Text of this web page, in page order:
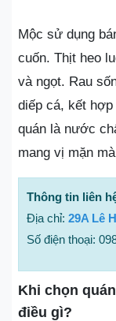
Mộc sử dụng
cuốn. Thịt heo
và ngọt. Rau
diếp cá, kết
quán là nước
mang vị mặn
Thông tin liên
Địa chỉ: 29A Lê
Số điện thoại:
Khi chọn
điều gì?